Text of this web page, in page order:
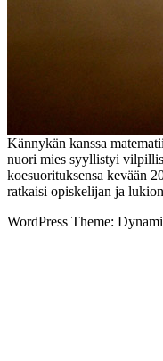
Kännykän kanssa
nuori mies syyllistyi
koesuorituksensa kevään
ratkaisi opiskelijan ja
WordPress Theme: